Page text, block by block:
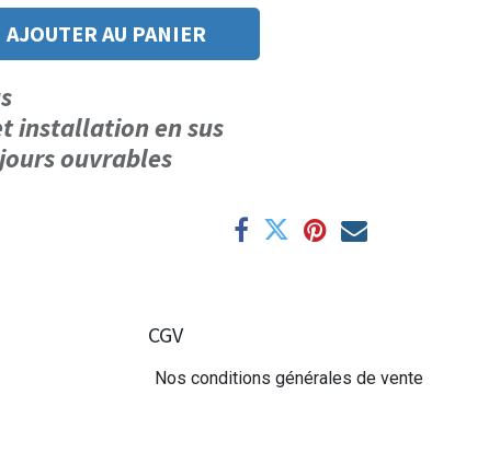
AJOUTER AU PANIER
installation en sus
ouvrables
CGV
Nos conditions générales de vente